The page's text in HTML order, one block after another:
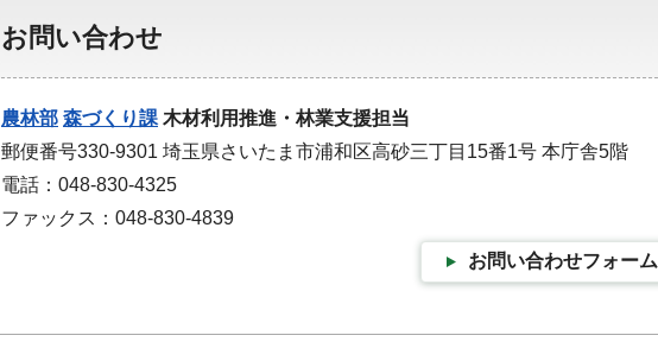
お問い合わせ
農林部 森づくり課木材利用推進・林業支援担当
郵便番号330-9301 埼玉県さいたま市浦和区高砂三丁目15番1号 本庁舎5階
電話：048-830-4325
ファックス：048-830-4839
お問い合わせフォーム